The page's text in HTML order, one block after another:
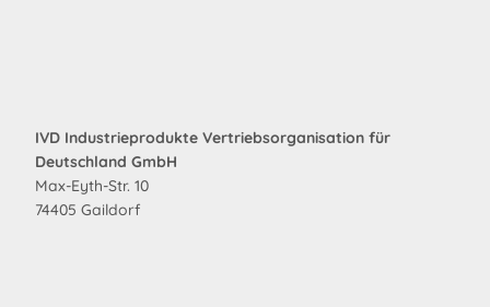
IVD Industrieprodukte Vertriebsorganisation für
Deutschland GmbH
Max-Eyth-Str. 10
74405 Gaildorf